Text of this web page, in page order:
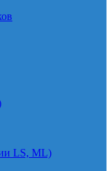
LS, ML)